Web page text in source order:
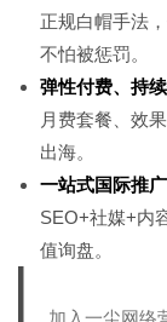
正规白帽手法
不怕被惩罚。
弹性付费、持
月费套餐、效
出海。
一站式国际推广
SEO+社媒+内
值询盘。
加入一尘网络